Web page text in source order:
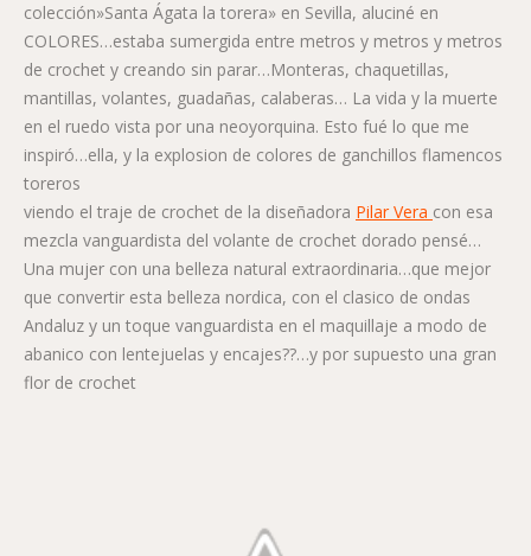
colección»Santa Ágata la torera» en Sevilla, aluciné en
COLORES…estaba sumergida entre metros y metros y metros
de crochet y creando sin parar…Monteras, chaquetillas,
mantillas, volantes, guadañas, calaberas… La vida y la muerte
en el ruedo vista por una neoyorquina. Esto fué lo que me
inspiró…ella, y la explosion de colores de ganchillos flamencos
toreros
viendo el traje de crochet de la diseñadora Pilar Vera con esa
mezcla vanguardista del volante de crochet dorado pensé…
Una mujer con una belleza natural extraordinaria…que mejor
que convertir esta belleza nordica, con el clasico de ondas
Andaluz y un toque vanguardista en el maquillaje a modo de
abanico con lentejuelas y encajes??…y por supuesto una gran
flor de crochet